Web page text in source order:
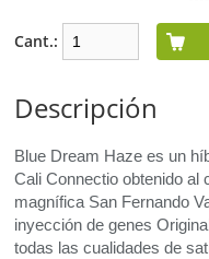
Cant.:
Descripción
Blue Dream Haze es un
Cali Connectio obtenido
magnífica San Fernando
inyección de genes
todas las cualidades de